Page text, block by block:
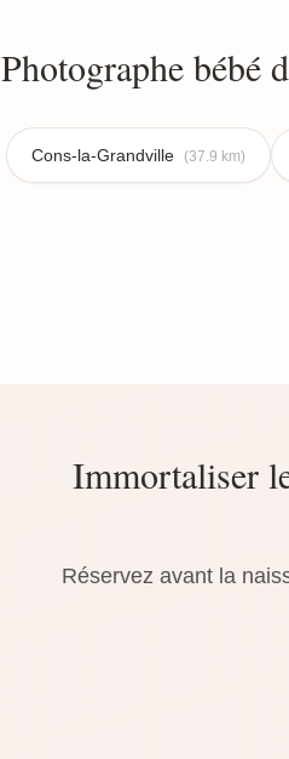
Photographe bébé
Cons-la-Grandville (37.9 km)
Immortaliser
Réservez avant la